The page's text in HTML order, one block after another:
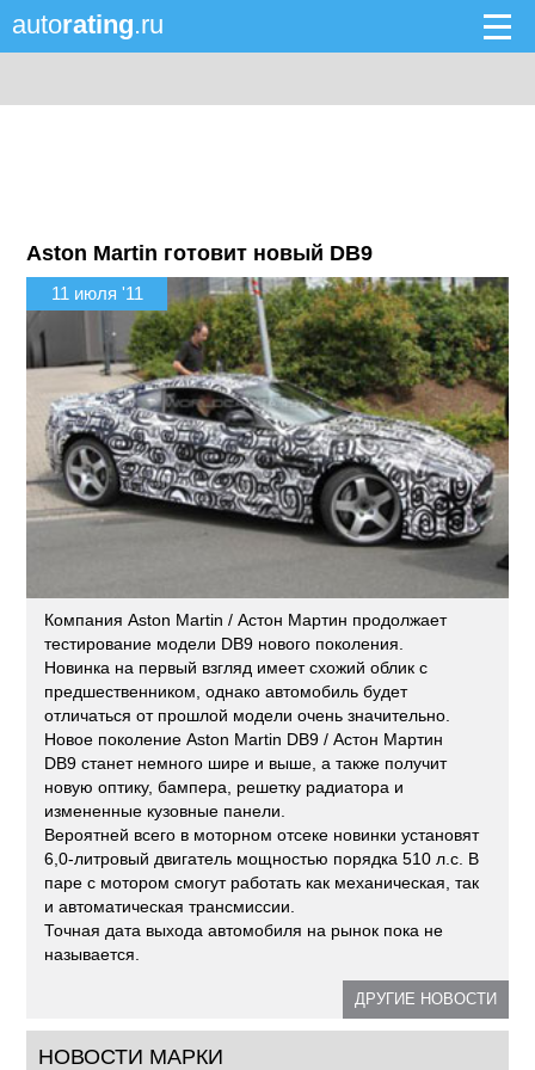
autorating.ru
Aston Martin готовит новый DB9
11 июля '11
Компания Aston Martin / Астон Мартин продолжает
тестирование модели DB9 нового поколения.
Новинка на первый взгляд имеет схожий облик с
предшественником, однако автомобиль будет
отличаться от прошлой модели очень значительно.
Новое поколение Aston Martin DB9 / Астон Мартин
DB9 станет немного шире и выше, а также получит
новую оптику, бампера, решетку радиатора и
измененные кузовные панели.
Вероятней всего в моторном отсеке новинки установят
6,0-литровый двигатель мощностью порядка 510 л.с. В
паре с мотором смогут работать как механическая, так
и автоматическая трансмиссии.
Точная дата выхода автомобиля на рынок пока не
называется.
ДРУГИЕ НОВОСТИ
НОВОСТИ МАРКИ